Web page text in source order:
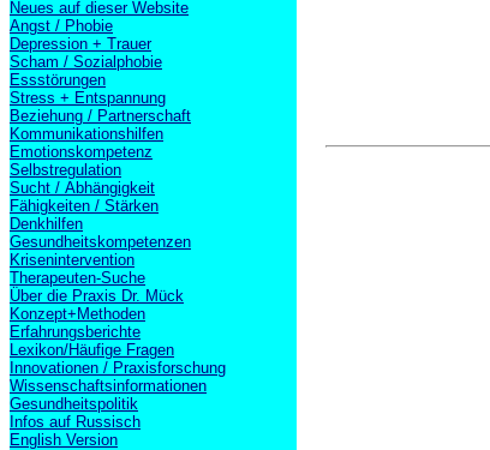
Neues auf dieser Website
Angst / Phobie
Depression + Trauer
Scham / Sozialphobie
Essstörungen
Stress + Entspannung
Beziehung / Partnerschaft
Kommunikationshilfen
Emotionskompetenz
Selbstregulation
Sucht / Abhängigkeit
Fähigkeiten / Stärken
Denkhilfen
Gesundheitskompetenzen
Krisenintervention
Therapeuten-Suche
Über die Praxis Dr. Mück
Konzept+Methoden
Erfahrungsberichte
Lexikon/Häufige Fragen
Innovationen / Praxisforschung
Wissenschaftsinformationen
Gesundheitspolitik
Infos auf Russisch
English Version